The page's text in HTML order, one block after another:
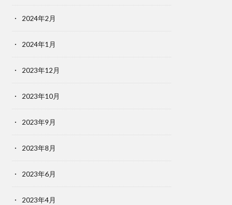
2024年2月
2024年1月
2023年12月
2023年10月
2023年9月
2023年8月
2023年6月
2023年4月